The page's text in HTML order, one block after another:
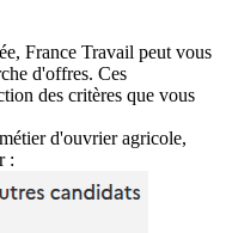
France Travail peut vous
d'offres. Ces
des critères que vous
d'ouvrier agricole,
: